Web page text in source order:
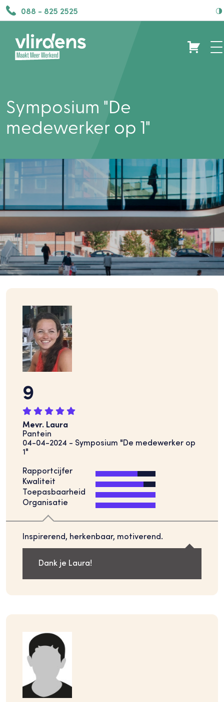
088 - 825 2525
Symposium "De
medewerker op 1"
9
Mevr. Laura
Pantein
04-04-2024 - Symposium "De medewerker op
1"
Rapportcijfer
Kwaliteit
Toepasbaarheid
Organisatie
Inspirerend, herkenbaar, motiverend.
Dank je Laura!